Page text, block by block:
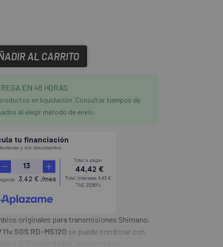
AL CARRITO
EN 48 HORAS
en liquidación. Consultar tiempos de
al elegir método de envío.
originales para transmisiones Shimano.
SGS RD-M5120 se puede combinar con
y 2x11 velocidades, así como con